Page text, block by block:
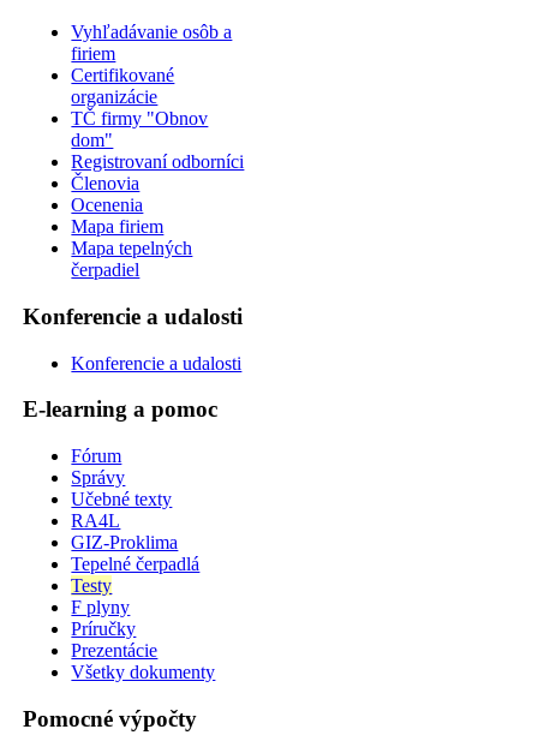
Vyhľadávanie osôb a
firiem
Certifikované
organizácie
TČ firmy "Obnov
dom"
Registrovaní odborníci
Členovia
Ocenenia
Mapa firiem
Mapa tepelných
čerpadiel
Konferencie a udalosti
Konferencie a udalosti
E-learning a pomoc
Fórum
Správy
Učebné texty
RA4L
GIZ-Proklima
Tepelné čerpadlá
Testy
F plyny
Príručky
Prezentácie
Všetky dokumenty
Pomocné výpočty